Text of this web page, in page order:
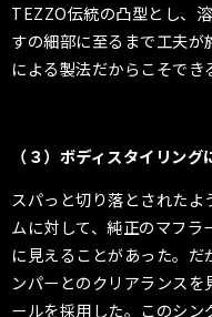
TEZZO伝統の凸型とし、
すの細部に至るまで工夫
による製法だからこそでき
（３）ボディスタイリン
スパっと切り落とされた
ムに対して、純正のマフ
に見えることがあった。
ンパーとのクリアランス
ールを採用した。このシ